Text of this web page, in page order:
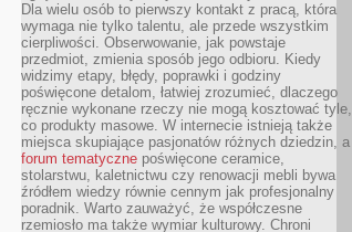
Dla wielu osób to pierwszy kontakt z pracą, która
wymaga nie tylko talentu, ale przede wszystkim
cierpliwości. Obserwowanie, jak powstaje
przedmiot, zmienia sposób jego odbioru. Kiedy
widzimy etapy, błędy, poprawki i godziny
poświęcone detalom, łatwiej zrozumieć, dlaczego
ręcznie wykonane rzeczy nie mogą kosztować tyle,
co produkty masowe. W internecie istnieją także
miejsca skupiające pasjonatów różnych dziedzin, a
forum tematyczne poświęcone ceramice,
stolarstwu, kaletnictwu czy renowacji mebli bywa
źródłem wiedzy równie cennym jak profesjonalny
poradnik. Warto zauważyć, że współczesne
rzemiosło ma także wymiar kulturowy. Chroni